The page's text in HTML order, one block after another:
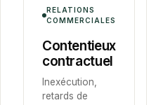
RELATIONS
COMMERCIALES
Contentieux
contractuel
Inexécution,
retards de